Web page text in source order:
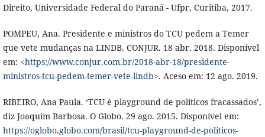
Direito, Universidade Federal do Paraná - Ufpr, Curitiba, 2017.
POMPEU, Ana. Presidente e ministros do TCU pedem a Temer
que vete mudanças na LINDB. CONJUR. 18 abr. 2018. Disponível
em: <https://www.conjur.com.br/2018-abr-18/presidente-
ministros-tcu-pedem-temer-vete-lindb>. Aceso em: 12 ago. 2019.
RIBEIRO, Ana Paula. ‘TCU é playground de políticos fracassados’,
diz Joaquim Barbosa. O Globo. 29 ago. 2015. Disponível em:
https://oglobo.globo.com/brasil/tcu-playground-de-politicos-